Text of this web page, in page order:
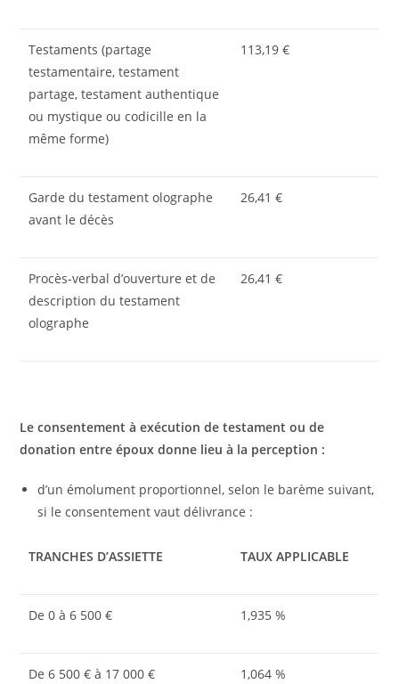
Testaments (partage
testamentaire, testament
partage, testament authentique
ou mystique ou codicille en la
même forme)
113,19 €
Garde du testament olographe
avant le décès
26,41 €
Procès-verbal d’ouverture et de
description du testament
olographe
26,41 €
Le consentement à exécution de testament ou de
donation entre époux donne lieu à la perception :
d’un émolument proportionnel, selon le barème suivant,
si le consentement vaut délivrance :
TRANCHES D’ASSIETTE TAUX APPLICABLE
De 0 à 6 500 € 1,935 %
De 6 500 € à 17 000 € 1,064 %